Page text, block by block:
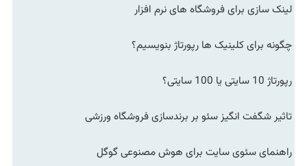
لینک سازی برای فروشگاه های نرم افزار
چگونه برای کلینیک ها رپورتاژ بنویسیم؟
رپورتاژ 10 سایتی یا 100 سایتی؟
تاثیر شگفت انگیز سئو بر برندسازی فروشگاه ورزشی
راهنمای سئوی سایت برای هوش مصنوعی گوگل